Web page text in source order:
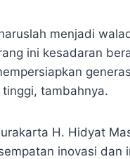
menjadi
ini kesadaran
tambahnya.
H. Hidyat
inovasi